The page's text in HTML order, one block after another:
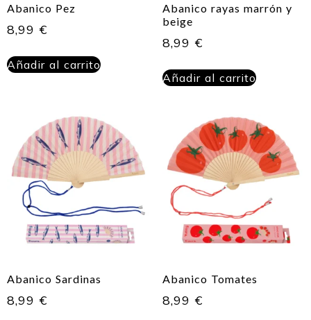
Abanico Pez
8,99 €
Añadir al carrito
Abanico rayas marrón y
beige
8,99 €
Añadir al carrito
Abanico Sardinas
8,99 €
Abanico Tomates
8,99 €